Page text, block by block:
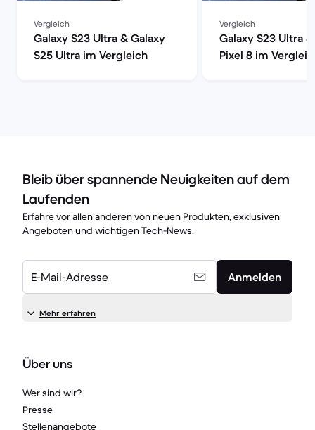
Vergleich
Galaxy S23 Ultra & Galaxy
S25 Ultra im Vergleich
Vergleich
Galaxy S23 Ultra
Pixel 8 im
Bleib über spannende Neuigkeiten auf dem
Laufenden
Erfahre vor allen anderen von neuen Produkten, exklusiven
Angeboten und wichtigen Tech-News.
E-Mail-Adresse Anmelden
Mehr erfahren
Über uns
Wer sind wir?
Presse
Stellenangebote